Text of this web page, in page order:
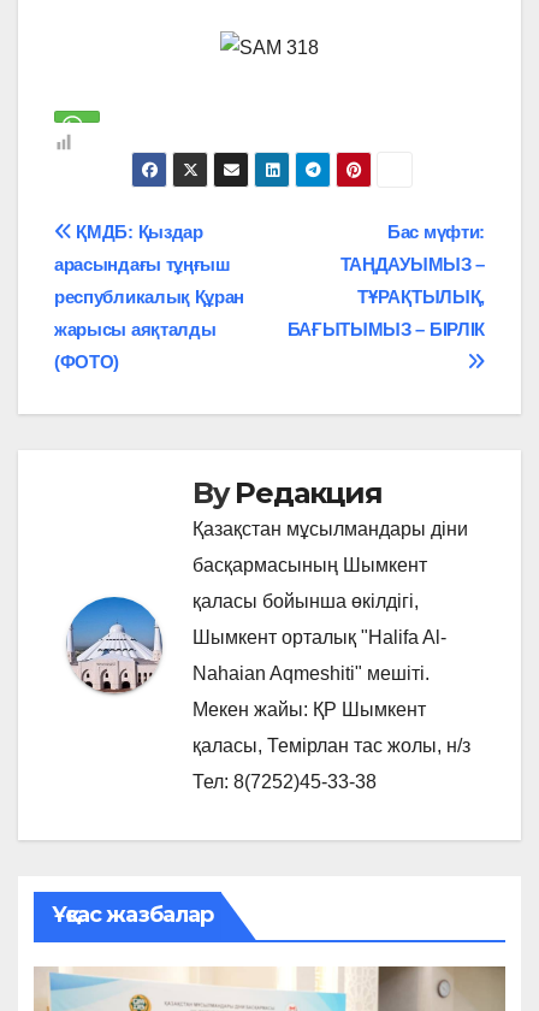
Навигация
по
записям
Бас мүфти:
ТАҢДАУЫМЫЗ –
ТҰРАҚТЫЛЫҚ,
БАҒЫТЫМЫЗ – БІРЛІК
ҚМДБ: Қыздар
арасындағы тұңғыш
республикалық Құран
жарысы аяқталды
(ФОТО)
ByРедакция
Қазақстан мұсылмандары діни
басқармасының Шымкент
қаласы бойынша өкілдігі,
Шымкент орталық "Halifa Al-
Nahaian Aqmeshiti" мешіті.
Мекен жайы: ҚР Шымкент
қаласы, Темірлан тас жолы, н/з
Тел: 8(7252)45-33-38
Ұқсас жазбалар